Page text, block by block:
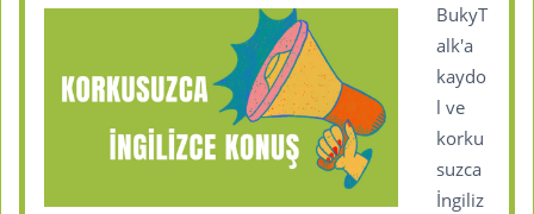
BukyT
alk'a
kaydo
l ve
korku
suzca
İngiliz